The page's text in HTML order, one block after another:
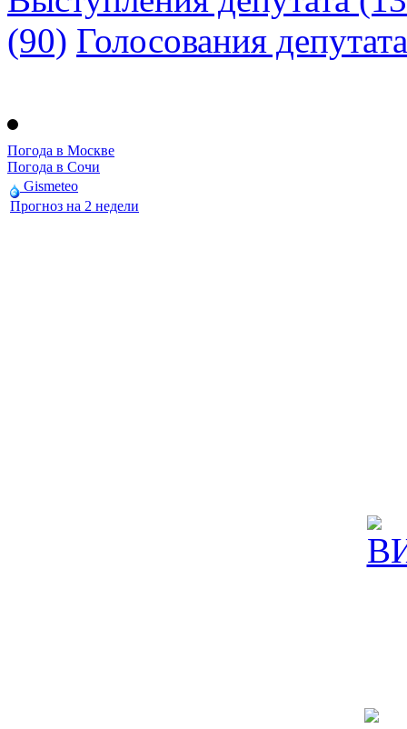
(90) Голосования депутата
Погода в Москве
Погода в Сочи
Gismeteo
Прогноз на 2 недели